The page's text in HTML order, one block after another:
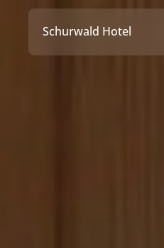
Schurwald Hotel
Schurwald Hotel